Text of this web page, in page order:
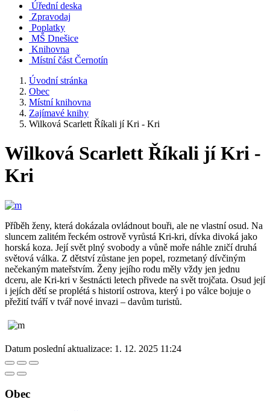
Úřední deska
Zpravodaj
Poplatky
MŠ Dnešice
Knihovna
Místní část Černotín
Úvodní stránka
Obec
Místní knihovna
Zajímavé knihy
Wilková Scarlett Říkali jí Kri - Kri
Wilková Scarlett Říkali jí Kri -
Kri
Příběh ženy, která dokázala ovládnout bouři, ale ne vlastní osud. Na
sluncem zalitém řeckém ostrově vyrůstá Kri-kri, dívka divoká jako
horská koza. Její svět plný svobody a vůně moře náhle zničí druhá
světová válka. Z dětství zůstane jen popel, rozmetaný dívčiným
nečekaným mateřstvím. Ženy jejího rodu měly vždy jen jednu
dceru, ale Kri-kri v šestnácti letech přivede na svět trojčata. Osud její
i jejích dětí se proplétá s historií ostrova, který i po válce bojuje o
přežití tváří v tvář nové invazi – davům turistů.
Datum poslední aktualizace: 1. 12. 2025 11:24
Obec